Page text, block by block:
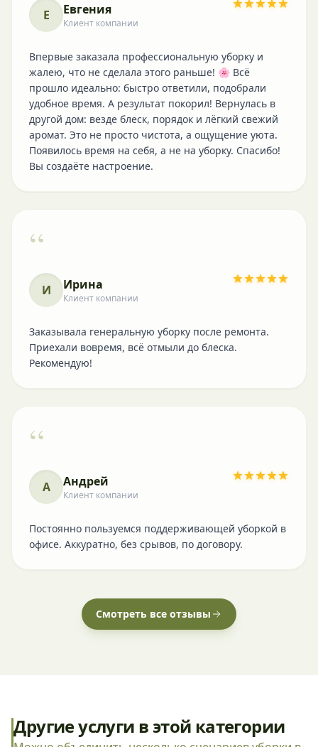
Е Евгения
Клиент компании
Впервые заказала профессиональную уборку и
жалею, что не сделала этого раньше! 🌸 Всё
прошло идеально: быстро ответили, подобрали
удобное время. А результат покорил! Вернулась в
другой дом: везде блеск, порядок и лёгкий свежий
аромат. Это не просто чистота, а ощущение уюта.
Появилось время на себя, а не на уборку. Спасибо!
Вы создаёте настроение.
“
И Ирина
Клиент компании
Заказывала генеральную уборку после ремонта.
Приехали вовремя, всё отмыли до блеска.
Рекомендую!
“
А Андрей
Клиент компании
Постоянно пользуемся поддерживающей уборкой в
офисе. Аккуратно, без срывов, по договору.
Смотреть все отзывы
Другие услуги в этой категории